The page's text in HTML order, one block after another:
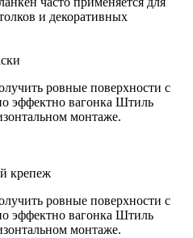
и декоративных
ровные поверхности с
эффектно вагонка Штиль
монтаже.
крепеж
ровные поверхности с
эффектно вагонка Штиль
монтаже.